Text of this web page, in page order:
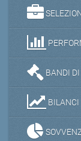
BANDI
BILANCI